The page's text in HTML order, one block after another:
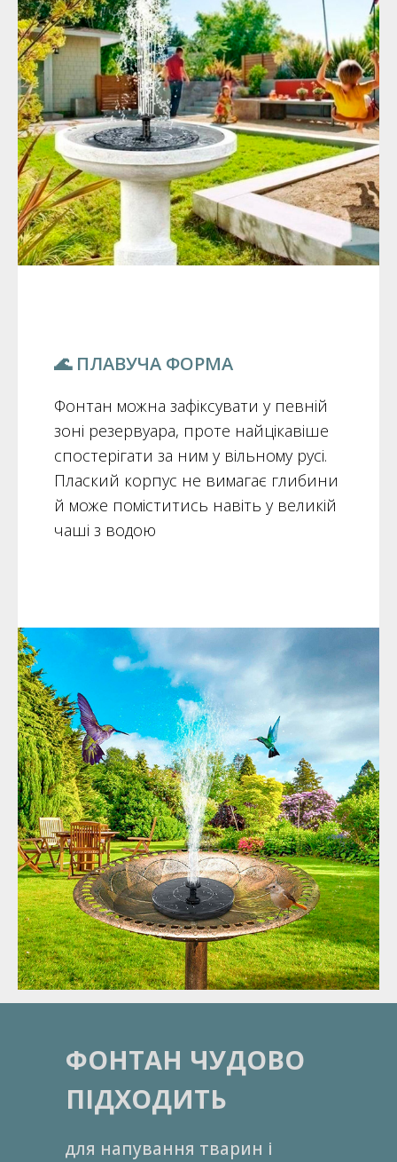
🌊️ ПЛАВУЧА ФОРМА
Фонтан можна зафіксувати у певній
зоні резервуара, проте найцікавіше
спостерігати за ним у вільному русі.
Плаский корпус не вимагає глибини
й може поміститись навіть у великій
чаші з водою
ФОНТАН ЧУДОВО
ПІДХОДИТЬ
для напування тварин і